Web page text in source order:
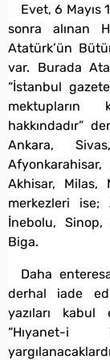
Evet, 6 Mayıs
sonra alınan
Atatürk’ün
var. Burada
“İstanbul
mektupların
hakkındadır”
Ankara,
Afyonkarahisar,
Akhisar, Milas,
merkezleri ise;
İnebolu, Sinop,
Biga.
Daha
derhal iade
yazıları
“Hıyanet-i